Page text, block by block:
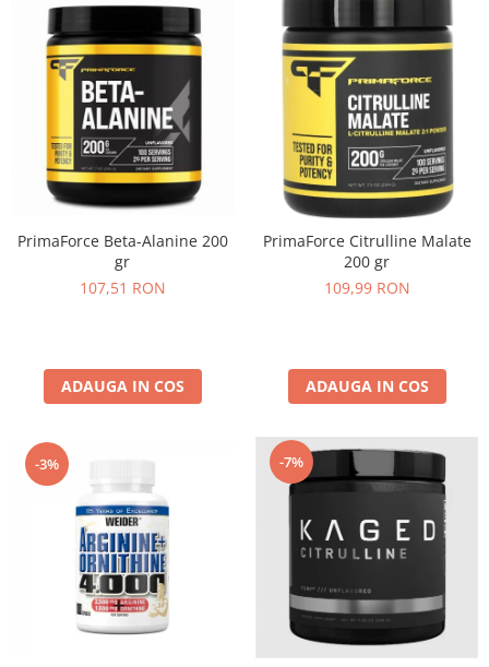
PrimaForce Beta-Alanine 200
gr
107,51 RON
ADAUGA IN COS
PrimaForce Citrulline Malate
200 gr
109,99 RON
ADAUGA IN COS
-3% -7%